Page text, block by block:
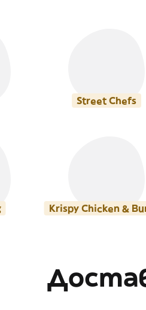
Street Chefs
Krispy Chicken &